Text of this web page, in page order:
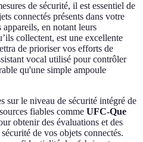
de sécurité, il est essentiel de
connectés présents dans votre
en notant leurs
collectent, est une excellente
de prioriser vos efforts de
vocal utilisé pour contrôler
qu'une simple ampoule
sur le niveau de sécurité intégré de
fiables comme UFC-Que
obtenir des évaluations et des
de vos objets connectés.